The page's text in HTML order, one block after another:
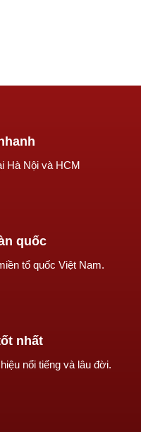
Hà Nội và HCM
quốc
tổ quốc Việt Nam.
nhất
nổi tiếng và lâu đời.